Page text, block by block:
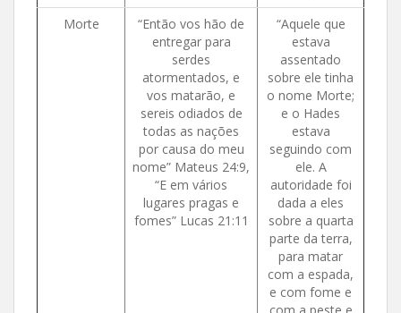
Morte
“Então vos hão de
entregar para
serdes
atormentados, e
vos matarão, e
sereis odiados de
todas as nações
por causa do meu
nome” Mateus 24:9,
“E em vários
lugares pragas e
fomes” Lucas 21:11
“Aquele que
estava
assentado
sobre ele tinha
o nome Morte;
e o Hades
estava
seguindo com
ele. A
autoridade foi
dada a eles
sobre a quarta
parte da terra,
para matar
com a espada,
e com fome e